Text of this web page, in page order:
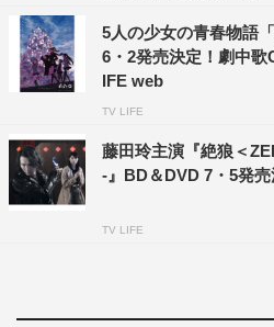
5人の少女の青春物語
6・2発売決定！劇中
IFE web
TV LIFE
藤田玲主演『絶狼＜
-』BD＆DVD 7・5発
TV LIFE